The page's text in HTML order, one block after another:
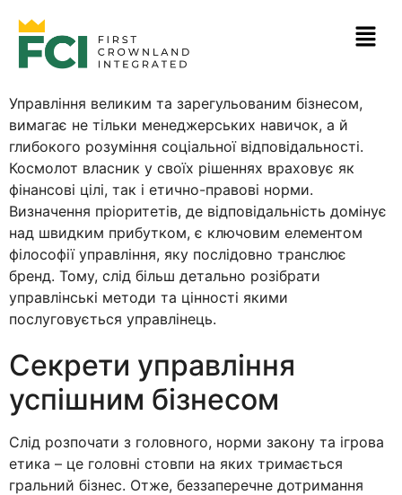
Управління великим та зарегульованим бізнесом,
вимагає не тільки менеджерських навичок, а й
глибокого розуміння соціальної відповідальності.
Космолот власник у своїх рішеннях враховує як
фінансові цілі, так і етично-правові норми.
Визначення пріоритетів, де відповідальність домінує
над швидким прибутком, є ключовим елементом
філософії управління, яку послідовно транслює
бренд. Тому, слід більш детально розібрати
управлінські методи та цінності якими
послуговується управлінець.
Секрети управління
успішним бізнесом
Слід розпочати з головного, норми закону та ігрова
етика – це головні стовпи на яких тримається
гральний бізнес. Отже, беззаперечне дотримання